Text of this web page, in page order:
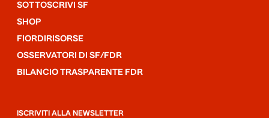
SOTTOSCRIVI SF
SHOP
FIORDIRISORSE
OSSERVATORI DI SF/FDR
BILANCIO TRASPARENTE FDR
ISCRIVITI ALLA NEWSLETTER